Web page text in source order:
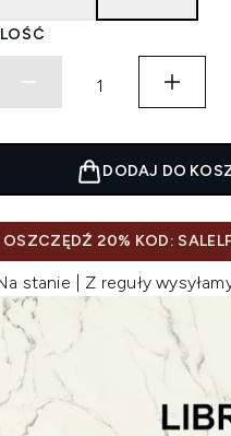
DODAJ DO
OSZCZĘDŹ 20% KOD: SALELF
stanie | Z reguły